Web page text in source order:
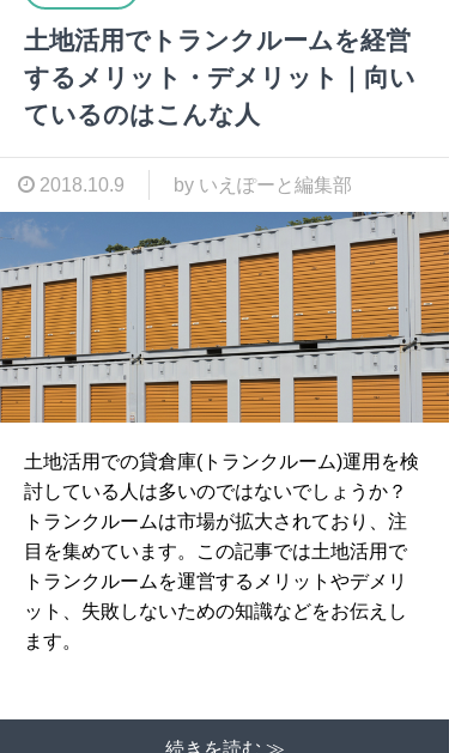
土地活用でトランクルームを経営
するメリット・デメリット｜向い
ているのはこんな人
2018.10.9 by いえぽーと編集部
土地活用での貸倉庫(トランクルーム)運用を検
討している人は多いのではないでしょうか？
トランクルームは市場が拡大されており、注
目を集めています。この記事では土地活用で
トランクルームを運営するメリットやデメリ
ット、失敗しないための知識などをお伝えし
ます。
続きを読む ≫